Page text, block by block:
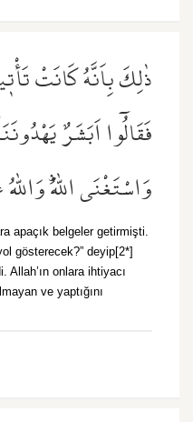
ذٰلِكَ بِاَنَّهُ كَانَتْ
فَقَالُٓوا اَبَشَرٌ
وَاسْتَغْنَى اللّٰهُۜ
apaçık belgeler getirmişti.
gösterecek?” deyip[2*]
onlara ihtiyacı
ve yaptığını